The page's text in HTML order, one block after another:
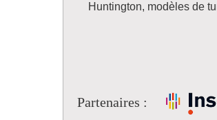
Huntington, modèles de
Partenaires :